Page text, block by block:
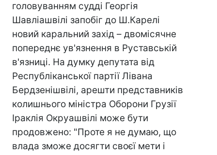
головуванням судді Георгія
Шавліашвілі запобiг до Ш.Карелі
новий каральний захід – двомісячне
попереднє ув'язнення в Руставськiй
в'язниці. На думку депутата від
Республіканської партії Лівана
Бердзенішвілі, арешти представників
колишнього міністра Оборони Грузії
Іраклія Окруашвілі може бути
продовжено: "Проте я не думаю, що
влада зможе досягти своєї мети і